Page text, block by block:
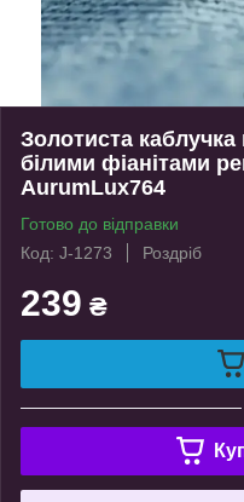
Золотиста каблучка
білими фіанітами
AurumLux764
Готово до відправки
Код: J-1273
Роздріб
239 ₴